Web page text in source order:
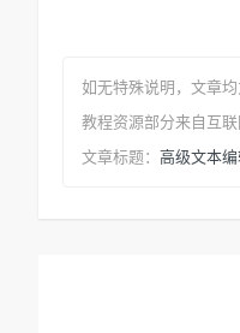
如无特殊说明，文章均
教程资源部分来自互
文章标题： 高级文本